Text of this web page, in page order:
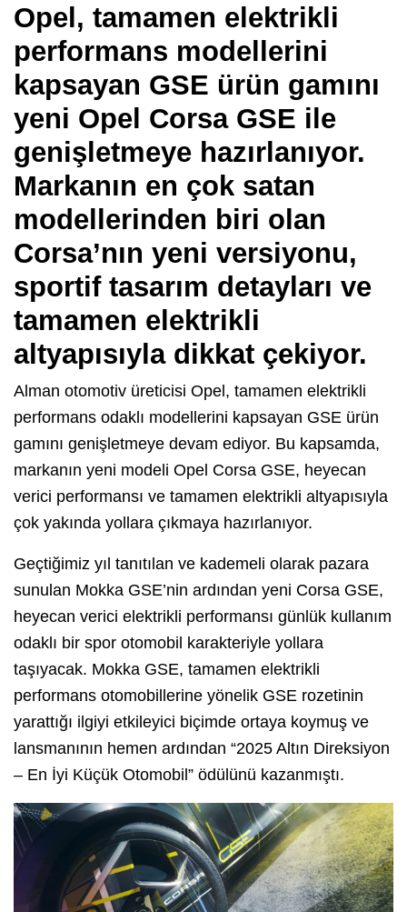
Opel, tamamen elektrikli
performans modellerini
kapsayan GSE ürün gamını
yeni Opel Corsa GSE ile
genişletmeye hazırlanıyor.
Markanın en çok satan
modellerinden biri olan
Corsa’nın yeni versiyonu,
sportif tasarım detayları ve
tamamen elektrikli
altyapısıyla dikkat çekiyor.
Alman otomotiv üreticisi Opel, tamamen elektrikli
performans odaklı modellerini kapsayan GSE ürün
gamını genişletmeye devam ediyor. Bu kapsamda,
markanın yeni modeli Opel Corsa GSE, heyecan
verici performansı ve tamamen elektrikli altyapısıyla
çok yakında yollara çıkmaya hazırlanıyor.
Geçtiğimiz yıl tanıtılan ve kademeli olarak pazara
sunulan Mokka GSE’nin ardından yeni Corsa GSE,
heyecan verici elektrikli performansı günlük kullanım
odaklı bir spor otomobil karakteriyle yollara
taşıyacak. Mokka GSE, tamamen elektrikli
performans otomobillerine yönelik GSE rozetinin
yarattığı ilgiyi etkileyici biçimde ortaya koymuş ve
lansmanının hemen ardından “2025 Altın Direksiyon
– En İyi Küçük Otomobil” ödülünü kazanmıştı.